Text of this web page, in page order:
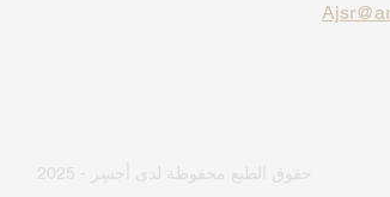
حقوق الطبع محفوظة لدى أجسِر - 2025